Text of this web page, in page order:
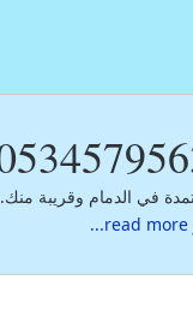
توفر لكم أكثر من 55 شركة نقل اثاث معتمدة في الدمام وقريبة منك.
read more...